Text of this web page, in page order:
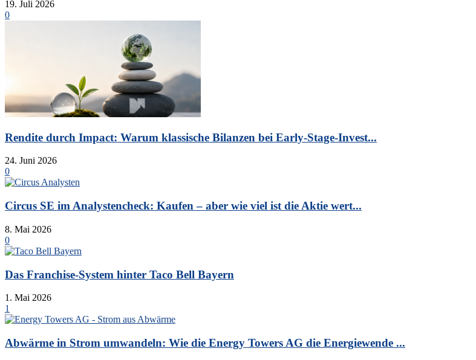
19. Juli 2026
0
Rendite durch Impact: Warum klassische Bilanzen bei Early-Stage-Invest...
24. Juni 2026
0
Circus SE im Analystencheck: Kaufen – aber wie viel ist die Aktie wert...
8. Mai 2026
0
Das Franchise-System hinter Taco Bell Bayern
1. Mai 2026
1
Abwärme in Strom umwandeln: Wie die Energy Towers AG die Energiewende ...